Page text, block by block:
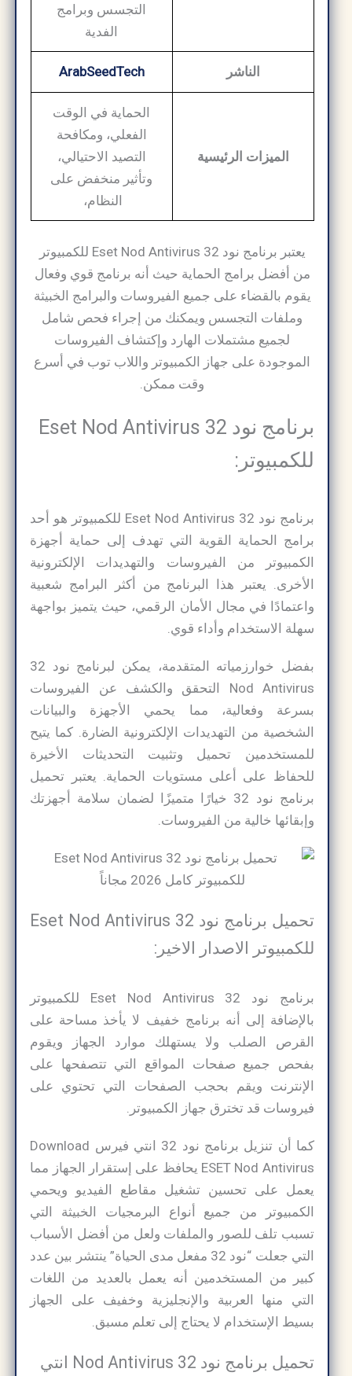
التجسس وبرامج
الفدية
الناشر ArabSeedTech
الميزات الرئيسية
الحماية في الوقت
الفعلي، ومكافحة
التصيد الاحتيالي،
وتأثير منخفض على
النظام،
يعتبر برنامج نود 32 Eset Nod Antivirus للكمبيوتر
من أفضل برامج الحماية حيث أنه برنامج قوي وفعال
يقوم بالقضاء على جميع الفيروسات والبرامج الخبيثة
وملفات التجسس ويمكنك من إجراء فحص شامل
لجميع مشتملات الهارد وإكتشاف الفيروسات
الموجودة على جهاز الكمبيوتر واللاب توب في أسرع
وقت ممكن.
برنامج نود 32 Eset Nod Antivirus
للكمبيوتر:
برنامج نود 32 Eset Nod Antivirus للكمبيوتر هو أحد
برامج الحماية القوية التي تهدف إلى حماية أجهزة
الكمبيوتر من الفيروسات والتهديدات الإلكترونية
الأخرى. يعتبر هذا البرنامج من أكثر البرامج شعبية
واعتمادًا في مجال الأمان الرقمي، حيث يتميز بواجهة
سهلة الاستخدام وأداء قوي.
بفضل خوارزمياته المتقدمة، يمكن لبرنامج نود 32
Nod Antivirus التحقق والكشف عن الفيروسات
بسرعة وفعالية، مما يحمي الأجهزة والبيانات
الشخصية من التهديدات الإلكترونية الضارة. كما يتيح
للمستخدمين تحميل وتثبيت التحديثات الأخيرة
للحفاظ على أعلى مستويات الحماية. يعتبر تحميل
برنامج نود 32 خيارًا متميزًا لضمان سلامة أجهزتك
وإبقائها خالية من الفيروسات.
تحميل برنامج نود 32 Eset Nod Antivirus
للكمبيوتر الاصدار الاخير:
برنامج نود 32 Eset Nod Antivirus للكمبيوتر
بالإضافة إلى أنه برنامج خفيف لا يأخذ مساحة على
القرص الصلب ولا يستهلك موارد الجهاز ويقوم
بفحص جميع صفحات المواقع التي تتصفحها على
الإنترنت ويقم بحجب الصفحات التي تحتوي على
فيروسات قد تخترق جهاز الكمبيوتر.
كما أن تنزيل برنامج نود 32 انتي فيرس Download
ESET Nod Antivirus يحافظ على إستقرار الجهاز مما
يعمل على تحسين تشغيل مقاطع الفيديو ويحمي
الكمبيوتر من جميع أنواع البرمجيات الخبيثة التي
تسبب تلف للصور والملفات ولعل من أفضل الأسباب
التي جعلت “نود 32 مفعل مدى الحياة” ينتشر بين عدد
كبير من المستخدمين أنه يعمل بالعديد من اللغات
التي منها العربية والإنجليزية وخفيف على الجهاز
بسيط الإستخدام لا يحتاج إلى تعلم مسبق.
تحميل برنامج نود 32 Nod Antivirus انتي